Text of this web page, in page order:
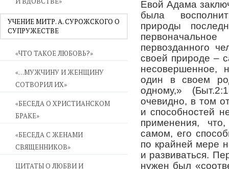
УЧЕНИЕ МИТР. А. СУРОЖСКОГО О
СУПРУЖЕСТВЕ
«ЧТО ТАКОЕ ЛЮБОВЬ?»
«…МУЖЧИНУ И ЖЕНЩИНУ
СОТВОРИЛ ИХ»
«БЕСЕДА О ХРИСТИАНСКОМ
БРАКЕ»
«БЕСЕДА С ЖЕНАМИ
СВЯЩЕННИКОВ»
ЦИТАТЫ О ЛЮБВИ И
Евой Адама
была
природы
первозданного
своей природе –
несовершенное,
один в своем
одному,»
очевидно, в том
и способностей
применения,
самом, его
по крайней мере
и развиваться.
нужен был